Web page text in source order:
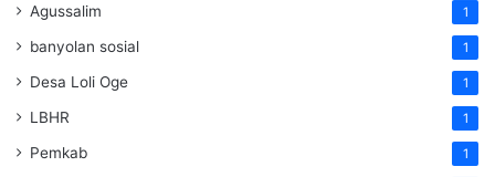
Agussalim 1
banyolan sosial 1
Desa Loli Oge 1
LBHR 1
Pemkab 1